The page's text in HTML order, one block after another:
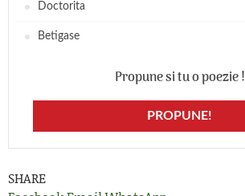
Doctorita
Betigase
Propune si tu o poezie !
PROPUNE!
SHARE